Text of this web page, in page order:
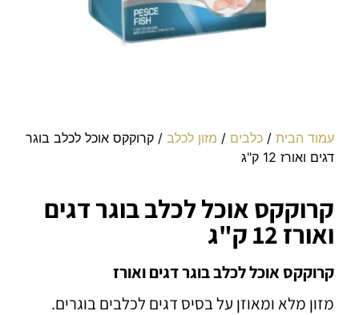
עמוד הבית /כלבים / מזון לכלב / קרוקקס אוכל לכלב בוגר
דגים ואורז 12 ק"ג
קרוקקס אוכל לכלב בוגר דגים
ואורז 12 ק"ג
קרוקקס אוכל לכלב בוגר דגים ואורז
מזון מלא ומאוזן על בסיס דגים לכלבים בוגרים.